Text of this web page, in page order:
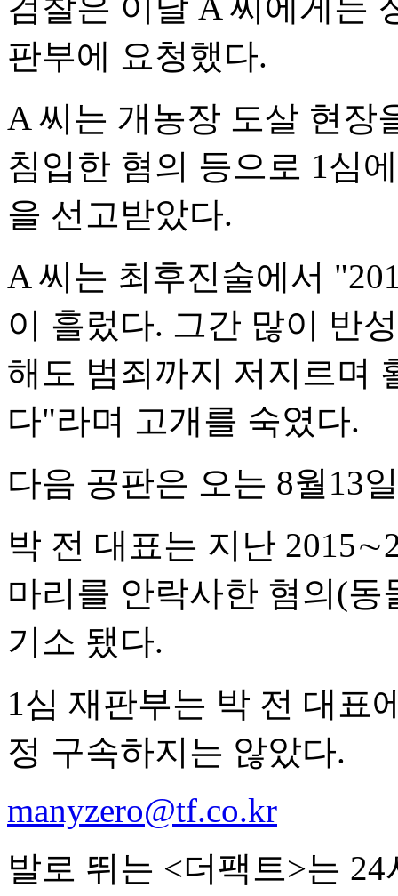
판부에 요청했다.
A 씨는 개농장 도살 현장
침입한 혐의 등으로 1심
을 선고받았다.
A 씨는 최후진술에서
이 흘렀다. 그간 많이 반
해도 범죄까지 저지르며
다"라며 고개를 숙였다.
다음 공판은 오는 8월13
박 전 대표는 지난
마리를 안락사한 혐의(
기소 됐다.
1심 재판부는 박 전 대표
정 구속하지는 않았다.
manyzero@tf.co.kr
발로 뛰는 <더팩트>는